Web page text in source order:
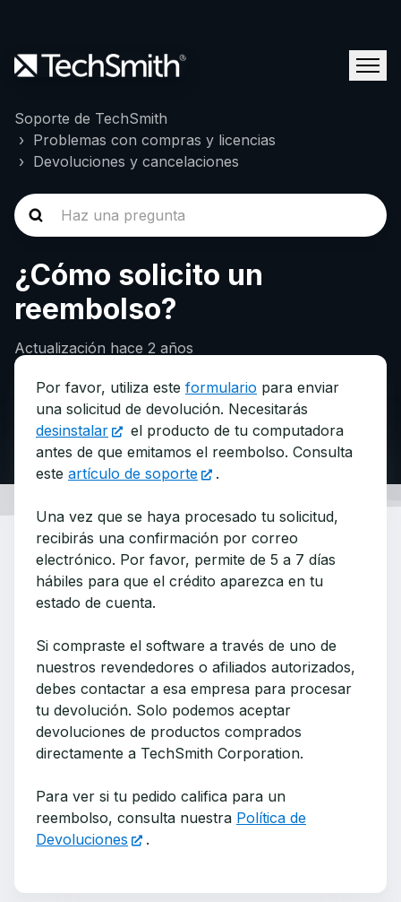
Soporte de TechSmith
Problemas con compras y licencias
Devoluciones y cancelaciones
¿Cómo solicito un
reembolso?
Actualización hace 2 años
Por favor, utiliza este formulario para enviar
una solicitud de devolución. Necesitarás
desinstalar
el producto de tu computadora
antes de que emitamos el reembolso. Consulta
este artículo de soporte .
Una vez que se haya procesado tu solicitud,
recibirás una confirmación por correo
electrónico. Por favor, permite de 5 a 7 días
hábiles para que el crédito aparezca en tu
estado de cuenta.
Si compraste el software a través de uno de
nuestros revendedores o afiliados autorizados,
debes contactar a esa empresa para procesar
tu devolución. Solo podemos aceptar
devoluciones de productos comprados
directamente a TechSmith Corporation.
Para ver si tu pedido califica para un
reembolso, consulta nuestra Política de
Devoluciones
.